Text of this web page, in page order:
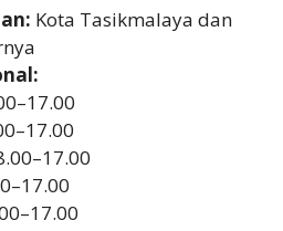
Kota Tasikmalaya dan